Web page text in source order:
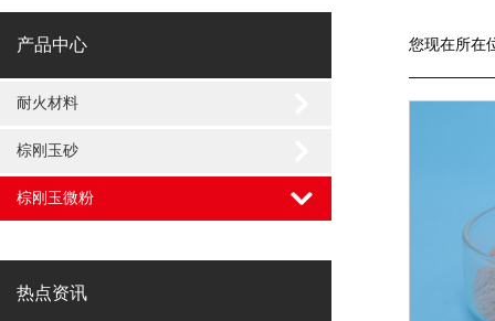
产品中心
耐火材料
棕刚玉砂
棕刚玉微粉
热点资讯
您现在所在